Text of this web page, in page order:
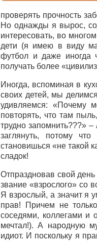
проверять прочность
Но однажды я вырос,
интересовать, во
дети (я имею в виду
футбол и даже иногда
получать более
Иногда, вспоминая в
своих детей, мы
удивляемся: «Почему
повторять, что там
трудно запомнить???»
заглянуть, потому
становишься «не такой
сладок!
Отпраздновав свой
звание «взрослого» со
Я взрослый, а значит я
прав! Причем не
соседями, коллегами и
мечтал!). А народную
идиот. И поскольку я